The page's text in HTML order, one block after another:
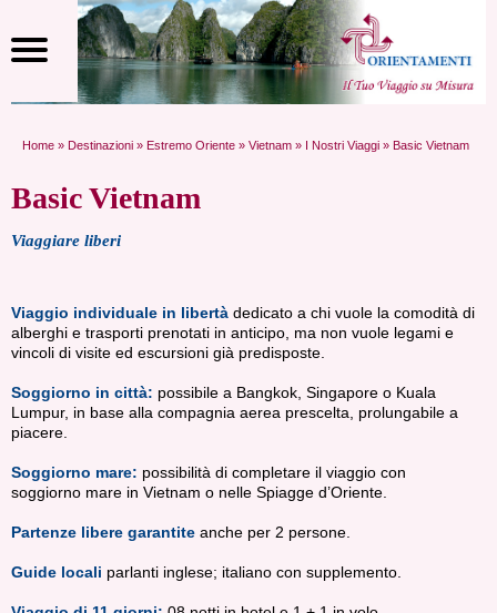
Home » Destinazioni » Estremo Oriente » Vietnam » I Nostri Viaggi » Basic Vietnam
Basic Vietnam
Viaggiare liberi
Viaggio individuale in libertà dedicato a chi vuole la comodità di
alberghi e trasporti prenotati in anticipo, ma non vuole legami e
vincoli di visite ed escursioni già predisposte.
Soggiorno in città: possibile a Bangkok, Singapore o Kuala
Lumpur, in base alla compagnia aerea prescelta, prolungabile a
piacere.
Soggiorno mare: possibilità di completare il viaggio con
soggiorno mare in Vietnam o nelle Spiagge d’Oriente.
Partenze libere garantite anche per 2 persone.
Guide locali parlanti inglese; italiano con supplemento.